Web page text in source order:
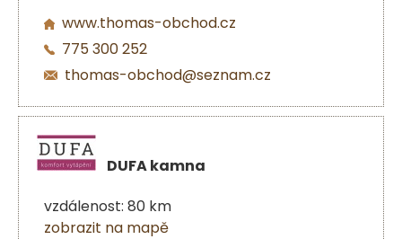
www.thomas-obchod.cz
775 300 252
thomas-obchod@seznam.cz
DUFA kamna
vzdálenost: 80 km
zobrazit na mapě